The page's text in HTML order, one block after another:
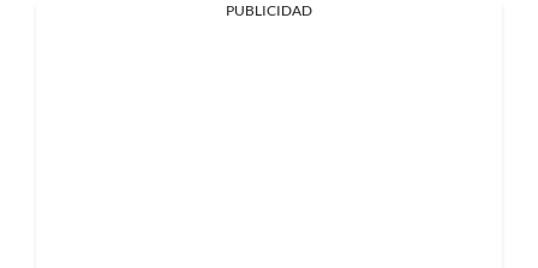
PUBLICIDAD